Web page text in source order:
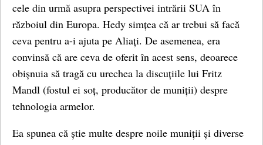
cele din urmă asupra perspectivei intrării SUA în
războiul din Europa. Hedy simțea că ar trebui să facă
ceva pentru a-i ajuta pe Aliați. De asemenea, era
convinsă că are ceva de oferit în acest sens, deoarece
obișnuia să tragă cu urechea la discuțiile lui Fritz
Mandl (fostul ei soț, producător de muniții) despre
tehnologia armelor.
Ea spunea că știe multe despre noile muniții și diverse